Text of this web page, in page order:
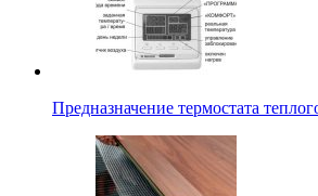
Предназначение термостата